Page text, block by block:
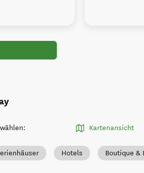
: Kartenansicht
Hotels Boutique &